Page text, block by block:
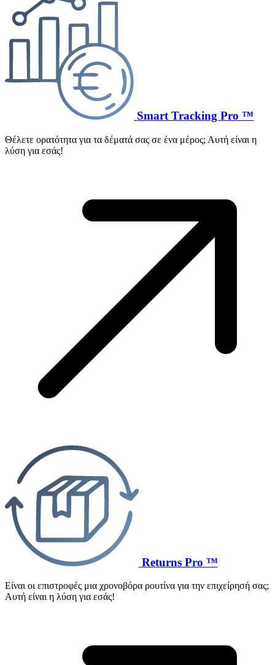
Smart Tracking Pro ™
Θέλετε ορατότητα για τα δέματά σας σε ένα μέρος; Αυτή είναι η
λύση για εσάς!
Returns Pro ™
Είναι οι επιστροφές μια χρονοβόρα ρουτίνα για την επιχείρησή σας;
Αυτή είναι η λύση για εσάς!